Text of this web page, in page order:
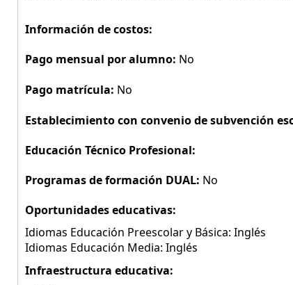
Información de costos:
Pago mensual por alumno: No
Pago matrícula: No
Establecimiento con convenio de subvención
Educación Técnico Profesional:
Programas de formación DUAL: No
Oportunidades educativas:
Idiomas Educación Preescolar y Básica: Inglés
Idiomas Educación Media: Inglés
Infraestructura educativa: